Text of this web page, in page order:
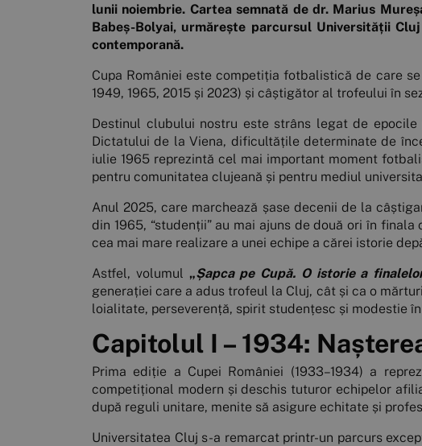
lunii noiembrie. Cartea semnată de dr. Marius
Babeș-Bolyai, urmărește parcursul Universității
contemporană.
Cupa României este competiția fotbalistică de care
1949, 1965, 2015 și 2023) și câștigător al trofeului în
Destinul clubului nostru este strâns legat de
Dictatului de la Viena, dificultățile determinate de
iulie 1965 reprezintă cel mai important moment
pentru comunitatea clujeană și pentru mediul
Anul 2025, care marchează șase decenii de la
din 1965, “studenții” au mai ajuns de două ori în
cea mai mare realizare a unei echipe a cărei istorie
Astfel, volumul „Șapca pe Cupă. O istorie a
generației care a adus trofeul la Cluj, cât și ca o
loialitate, perseverență, spirit studențesc și modestie
Capitolul I – 1934:
Prima ediție a Cupei României (1933–1934) a
competițional modern și deschis tuturor echipelor
după reguli unitare, menite să asigure echitate și
Universitatea Cluj s-a remarcat printr-un parcurs